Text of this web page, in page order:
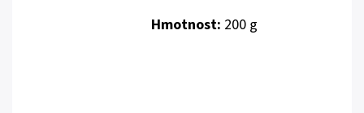
Hmotnost: 200 g